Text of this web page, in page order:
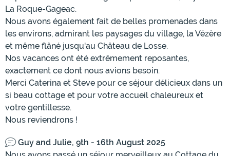
La Roque-Gageac.
Nous avons également fait de belles promenades dans
les environs, admirant les paysages du village, la Vézère
et même flâné jusqu'au Château de Losse.
Nos vacances ont été extrêmement reposantes,
exactement ce dont nous avions besoin.
Merci Caterina et Steve pour ce séjour délicieux dans un
si beau cottage et pour votre accueil chaleureux et
votre gentillesse.
Nous reviendrons !
Guy and Julie, 9th - 16th August 2025